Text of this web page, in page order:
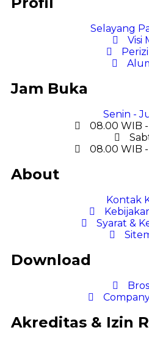
Selayang
Visi
Jam Buka
Senin -
08.00 WIB -
08.00 WIB
About
Kontak
Syarat &
Download
Akreditas & Izin